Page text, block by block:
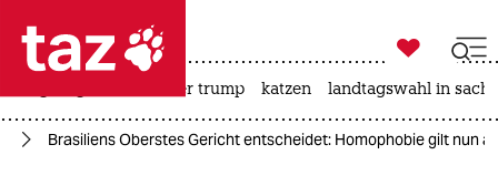
 taz zahl ich
taz zahl ich

taz zahl ich
usa unter trump katzen landtagswahl in
Brasiliens Oberstes Gericht entscheidet: Homophobie gilt nun